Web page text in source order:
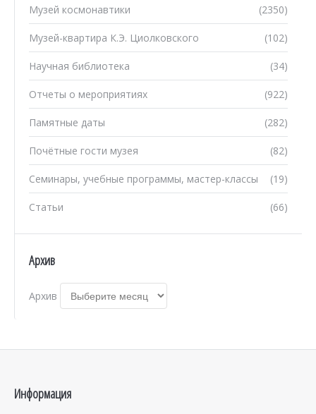
(2350)
Музей космонавтики
(102)
Музей-квартира К.Э. Циолковского
(34)
Научная библиотека
(922)
Отчеты о мероприятиях
(282)
Памятные даты
(82)
Почётные гости музея
(19)
Семинары, учебные программы, мастер-классы
(66)
Статьи
Архив
Архив
Информация